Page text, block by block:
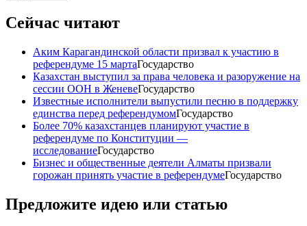
Сейчас читают
Аким Карагандинской области призвал к участию в
референдуме 15 мартаГосударство
Казахстан выступил за права человека и разоружение на
сессии ООН в ЖеневеГосударство
Известные исполнители выпустили песню в поддержку
единства перед референдумомГосударство
Более 70% казахстанцев планируют участие в
референдуме по Конституции —
исследованиеГосударство
Бизнес и общественные деятели Алматы призвали
горожан принять участие в референдумеГосударство
Предложите идею или статью